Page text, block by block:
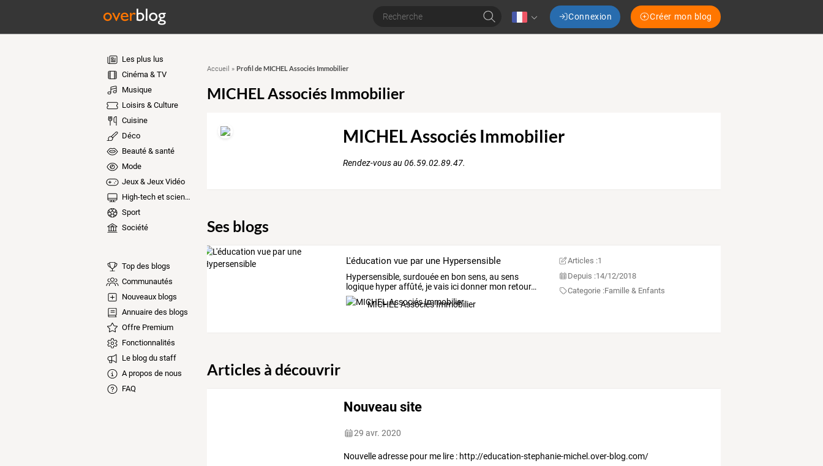
Connexion Créer mon blog
Les plus lus
Cinéma & TV
Musique
Loisirs & Culture
Cuisine
Déco
Beauté & santé
Mode
Jeux & Jeux Vidéo
High-tech et sciences
Sport
Société
Top des blogs
Communautés
Nouveaux blogs
Annuaire des blogs
Offre Premium
Fonctionnalités
Le blog du staff
A propos de nous
FAQ
Accueil » Profil de MICHEL Associés Immobilier
MICHEL Associés Immobilier
MICHEL Associés Immobilier
Rendez-vous au 06.59.02.89.47.
Ses blogs
L'éducation vue par une Hypersensible
Hypersensible,surdouéeen bon sens,au sens
logiquehyperaffûté,jevaisicidonnermon retour…
MICHEL Associés Immobilier
Articles :1
Depuis :14/12/2018
Categorie :Famille & Enfants
Articles à découvrir
Nouveau site
29 avr. 2020
Nouvelle adresse pour me lire : http://education-stephanie-michel.over-blog.com/